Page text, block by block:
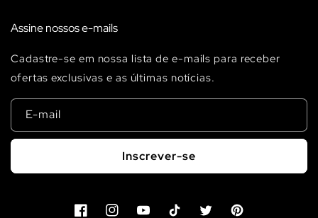
Assine nossos e-mails
Cadastre-se em nossa lista de e-mails para receber
ofertas exclusivas e as últimas notícias.
E-mail
Inscrever-se